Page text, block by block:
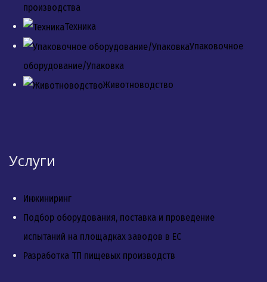
производства
Техника
Упаковочное
оборудование/Упаковка
Животноводство
Услуги
Инжиниринг
Подбор оборудования, поставка и проведение
испытаний на площадках заводов в ЕС
Разработка ТП пищевых производств